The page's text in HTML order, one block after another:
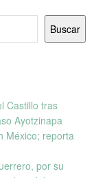
Buscar
Castillo tras
Ayotzinapa
México; reporta
por su